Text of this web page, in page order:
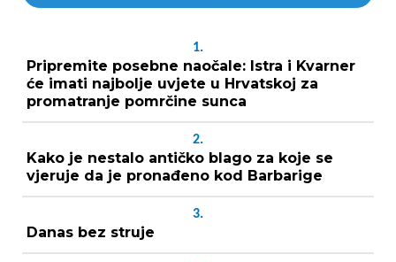
1.
Pripremite posebne naočale: Istra i Kvarner
će imati najbolje uvjete u Hrvatskoj za
promatranje pomrčine sunca
2.
Kako je nestalo antičko blago za koje se
vjeruje da je pronađeno kod Barbarige
3.
Danas bez struje